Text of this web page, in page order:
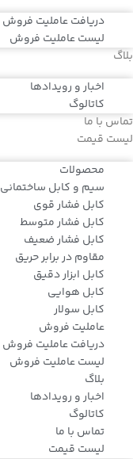
دریافت عاملیت فروش
لیست عاملیت فروش
بلاگ
اخبار و رویدادها
کاتالوگ
تماس با ما
لیست قیمت
محصولات
سیم و کابل ساختمانی
کابل فشار قوی
کابل فشار متوسط
کابل فشار ضعیف
مقاوم در برابر حریق
کابل ابزار دقیق
کابل هوایی
کابل سولار
عاملیت فروش
دریافت عاملیت فروش
لیست عاملیت فروش
بلاگ
اخبار و رویدادها
کاتالوگ
تماس با ما
لیست قیمت